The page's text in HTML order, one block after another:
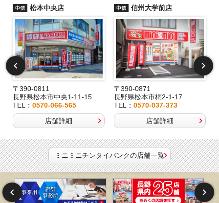
中信 松本中央店
〒390-0811
長野県松本市中央1-11-15桂林堂ビル1F
TEL： 0570-066-565
店舗詳細
中信 信州大学前店
〒390-0871
長野県松本市桐2-1-17
TEL：0570-037-373
店舗詳細
ミニミニチンタイバンクの店舗一覧